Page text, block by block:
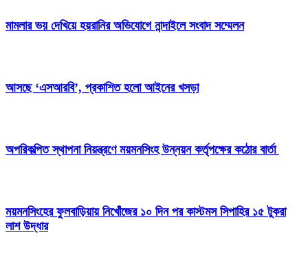
মামলার ভয় দেখিয়ে হয়রানির অভিযোগে নান্দাইলে সংবাদ সম্মেলন
আসছে ‘এসআরবি’, প্রকাশিত হলো আইনের খসড়া
অপরিকল্পিত স্থাপনা নিয়ন্ত্রণে ময়মনসিংহ উন্নয়ন কর্তৃপক্ষের কঠোর বার্তা
ময়মনসিংহের ফুলবাড়িয়ায় নিখোঁজের ১০ দিন পর কাস্টমস সিপাহির ১৫ টুকরা
লাশ উদ্ধার